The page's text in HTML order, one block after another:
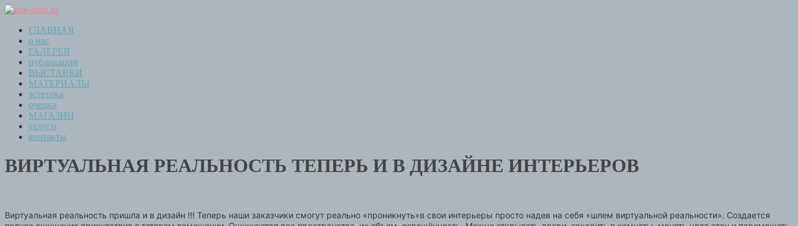
ГЛАВНАЯ
о нас
ГАЛЕРЕЯ
публикации
ВЫСТАВКИ
МАТЕРИАЛЫ
эстетика
очерки
МАГАЗИН
услуги
контакты
ВИРТУАЛЬНАЯ РЕАЛЬНОСТЬ ТЕПЕРЬ И В ДИЗАЙНЕ ИНТЕРЬЕРОВ
Виртуальная реальность пришла и в дизайн !!! Теперь наши заказчики смогут реально «проникнуть»в свои интерьеры просто надев на себя «шлем виртуальной реальности». Создается